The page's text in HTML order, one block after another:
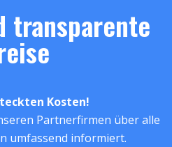
transparente
Kosten!
Partnerfirmen über alle
umfassend informiert.